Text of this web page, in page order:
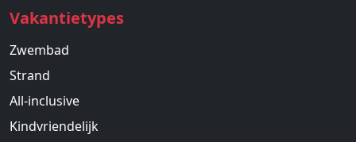
Vakantietypes
Zwembad
Strand
All-inclusive
Kindvriendelijk